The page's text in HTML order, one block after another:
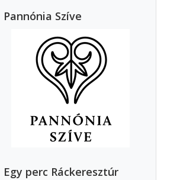
Pannónia Szíve
Egy perc Ráckeresztúr